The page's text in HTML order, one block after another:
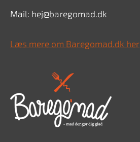
Mail: hej@baregomad.dk
Læs mere om Baregomad.dk her